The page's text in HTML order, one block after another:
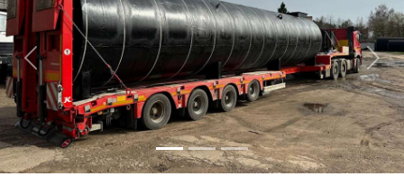
Предыдущий